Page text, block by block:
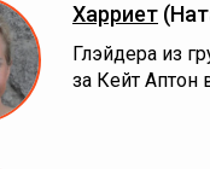
Харриет
Глэйдера из
за Кейт Аптон